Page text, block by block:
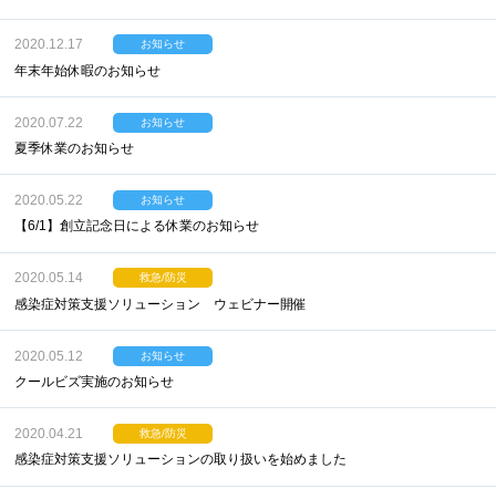
2020.12.17 お知らせ
年末年始休暇のお知らせ
2020.07.22 お知らせ
夏季休業のお知らせ
2020.05.22 お知らせ
【6/1】創立記念日による休業のお知らせ
2020.05.14 救急/防災
感染症対策支援ソリューション ウェビナー開催
2020.05.12 お知らせ
クールビズ実施のお知らせ
2020.04.21 救急/防災
感染症対策支援ソリューションの取り扱いを始めました